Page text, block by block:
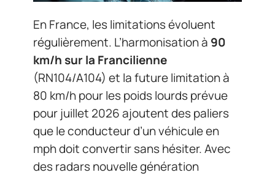
En France, les limitations évoluent
régulièrement. L’harmonisation à 90
km/h sur la Francilienne
(RN104/A104) et la future limitation à
80 km/h pour les poids lourds prévue
pour juillet 2026 ajoutent des paliers
que le conducteur d’un véhicule en
mph doit convertir sans hésiter. Avec
des radars nouvelle génération